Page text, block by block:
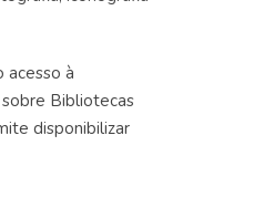
acesso à
Bibliotecas
disponibilizar